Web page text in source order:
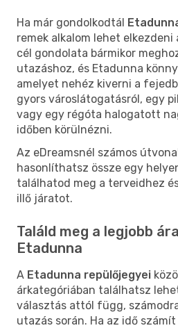
Ha már gondolkodtál
remek alkalom lehet elkezdeni
cél gondolata bármikor
utazáshoz, és Etadunna
amelyet nehéz kiverni a
gyors városlátogatásról, egy
vagy egy régóta halogatott
időben körülnézni.
Az eDreamsnél számos
hasonlíthatsz össze egy
találhatod meg a terveidhez
illő járatot.
Találd meg a legjobb
Etadunna
A Etadunna repülőjegyei
árkategóriában találhatsz
választás attól függ,
utazás során. Ha az idő